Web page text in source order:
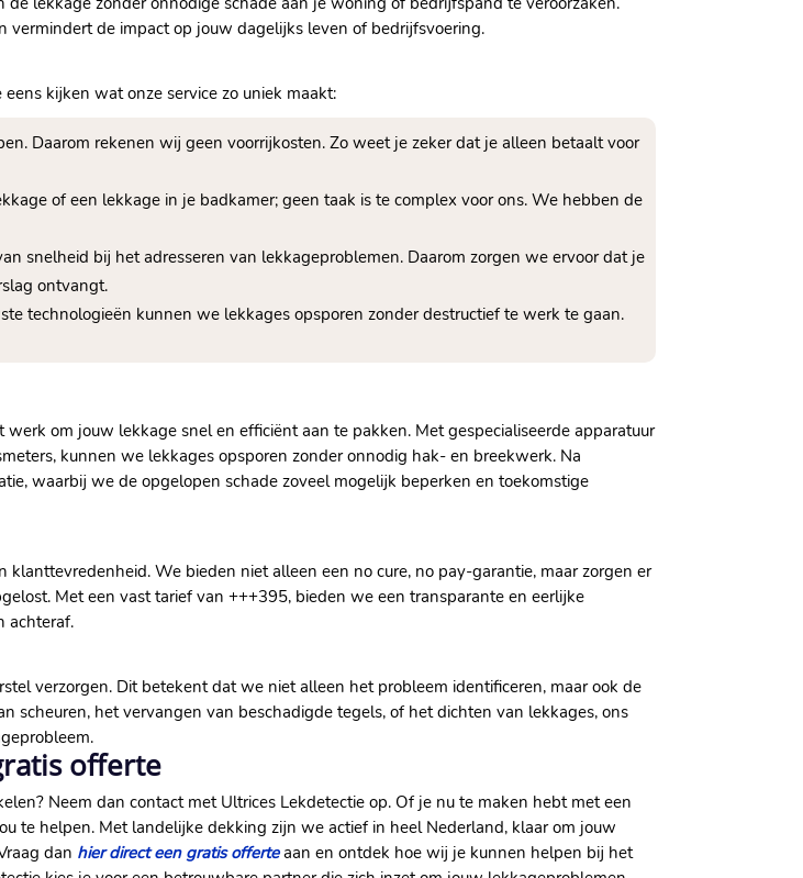
de impact op jouw dagelijks leven of bedrijfsvoering.​
kijken wat onze service zo uniek maakt:
Daarom rekenen wij geen voorrijkosten.​ Zo weet je zeker dat je alleen betaalt voor
of een lekkage in je badkamer; geen taak is te complex voor ons.​ We hebben de
snelheid bij het adresseren van lekkageproblemen.​ Daarom zorgen we ervoor dat je
ontvangt.​
technologieën kunnen we lekkages opsporen zonder destructief te werk te gaan.​
om jouw lekkage snel en efficiënt aan te pakken.​ Met gespecialiseerde apparatuur
kunnen we lekkages opsporen zonder onnodig hak- en breekwerk.​ Na
waarbij we de opgelopen schade zoveel mogelijk beperken en toekomstige
We bieden niet alleen een no cure, no pay-garantie, maar zorgen er
Met een vast tarief van +++395, bieden we een transparante en eerlijke
achteraf.​
verzorgen.​ Dit betekent dat we niet alleen het probleem identificeren, maar ook de
scheuren, het vervangen van beschadigde tegels, of het dichten van lekkages, ons
offerte
Neem dan contact met Ultrices Lekdetectie op.​ Of je nu te maken hebt met een
te helpen.​ Met landelijke dekking zijn we actief in heel Nederland, klaar om jouw
dan hier direct een gratis offerteaan en ontdek hoe wij je kunnen helpen bij het